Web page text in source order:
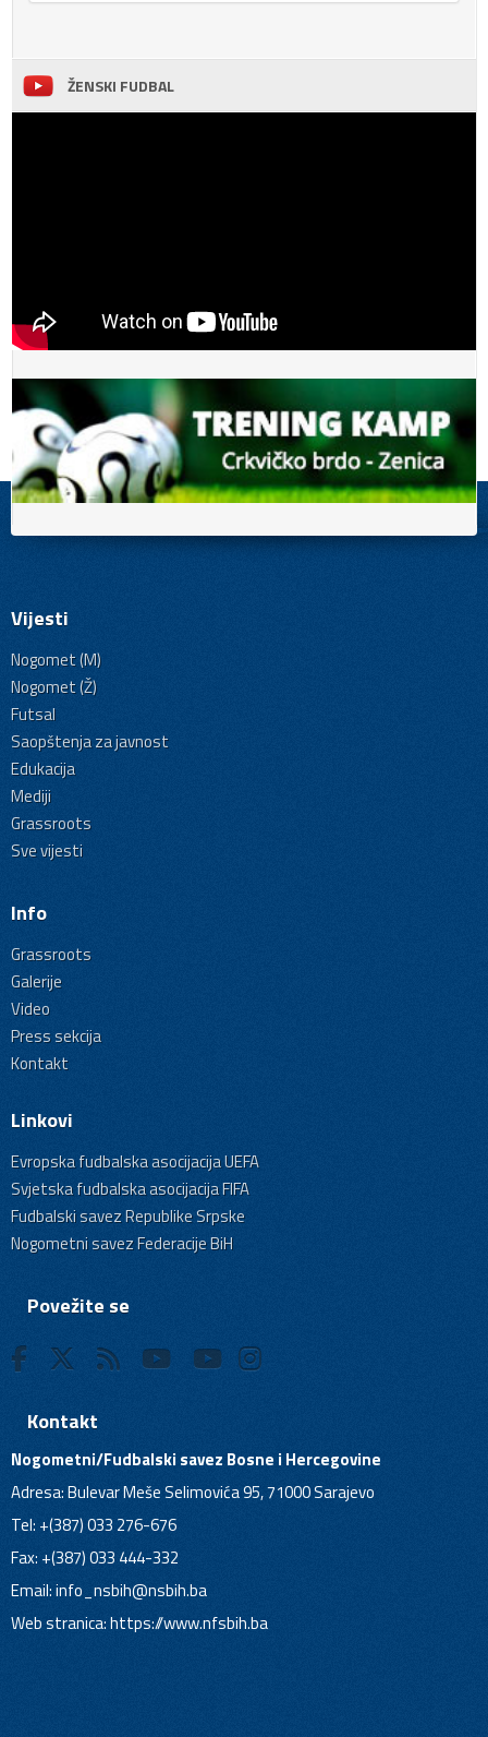
ŽENSKI FUDBAL
Vijesti
Nogomet (M)
Nogomet (Ž)
Futsal
Saopštenja za javnost
Edukacija
Mediji
Grassroots
Sve vijesti
Info
Grassroots
Galerije
Video
Press sekcija
Kontakt
Linkovi
Evropska fudbalska asocijacija UEFA
Svjetska fudbalska asocijacija FIFA
Fudbalski savez Republike Srpske
Nogometni savez Federacije BiH
Povežite se
Kontakt
Nogometni/Fudbalski savez Bosne i Hercegovine
Adresa: Bulevar Meše Selimovića 95, 71000 Sarajevo
Tel: +(387) 033 276-676
Fax: +(387) 033 444-332
Email:info_nsbih@nsbih.ba
Web stranica: https://www.nfsbih.ba